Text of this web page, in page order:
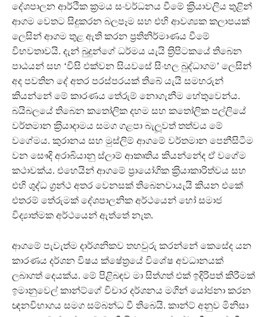
දේශපාලන ආර්ථික ක‍්‍රමය සංවර්ධනය වීමේ ක‍්‍රියාවලිය තුළින්
ආගම වෙතට සිදුකරන බලපෑම සහ එහි ආවශ්‍යක කලාපයක්
ලෙසින් ආගම තුළ ඇති කරන ප‍්‍රතිනිර්මාණය වීමේ
විභවතාවයි. දැන් බුදුන්ගේ ධර්මය යැයි ත‍්‍රිපිටකයේ තිබෙන
පාඨයන් සහ ‘විසි එක්වන සියවසේ සිංහල බුද්ධාගම’ ලෙසින්
අද පවතින දේ අතර පරස්පරයක් තිබේ යැයි සමහරුන්
කියන්නේ මේ කාරණය තේරුම් නොගැනීම හේතුවෙන්ය.
බයිබලයේ තිබෙන කතෝලික දහම සහ කතෝලික පල්ලියේ
වර්තමාන ක‍්‍රියාදාමය සමග ගළපා බැලූවත් තත්වය මේ
වගේමය. කුරානය සහ මුස්ලිම් ආගමේ වර්තමාන පෙනීසිටීම
වන සෞදි අරාබියානු ස්ලාම් ආකෘතිය කියන්නේද ඒ වගේම
කථාවක්ය. එහෙයින් ආගමේ ප‍්‍රායෝගික ක‍්‍රියාකාරිත්වය සහ
එහි ශුද්ධ ග‍්‍රන්ථ අතර වෙනසක් තිබෙනවායැයි කියන එකේ
එතරම් තේරුමක් දේශපාලනික අර්ථයෙන් හෝ සමාජ
විද්‍යාත්මක අර්ථයෙන් ඇත්තේ නැත.
ආගමේ පැවැත්ම දාර්ශනිකව තහවුරු කරන්නේ කෙසේද යන
කාරණය දර්ශන විෂය ක්ෂේත‍්‍රයේ විශේෂ අවධානයක්
ලබාගත් දෙයක්ය. මේ පිළිබඳව මා සිත්ගත් එක් ඉදිරිපත් කිරීමක්
ඉමානුවෙල් කාන්ට්ගේ විචාර දර්ශනය මගින් යෝජනා කරන
ඥනවිභාගය සමග සම්බන්ධ වී තිබෙයි. කාන්ට් අනුව මිනිසා